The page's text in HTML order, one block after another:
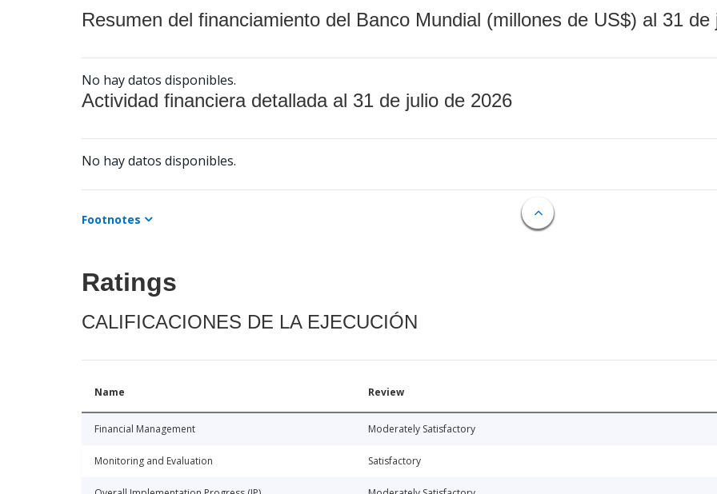
Resumen del financiamiento del Banco Mundial (millones de US$) al 31 de
No hay datos disponibles.
Actividad financiera detallada al 31 de julio de 2026
No hay datos disponibles.
Footnotes
Ratings
CALIFICACIONES DE LA EJECUCIÓN
Name Review
Financial Management Moderately Satisfactory
Monitoring and Evaluation Satisfactory